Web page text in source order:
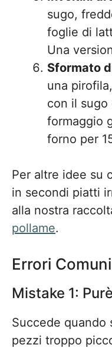
sugo,
foglie di
Una
Sformato
una
con il sugo
formaggio
forno per
Per altre idee su
in secondi piatti
alla nostra
pollame.
Errori
Mistake 1:
Succede quando
pezzi troppo